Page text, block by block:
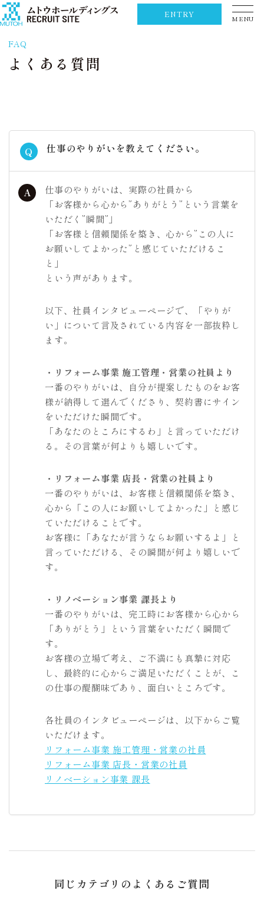
ENTRY MENU
FAQ
よくある質問
Q 仕事のやりがいを教えてください。
A
仕事のやりがいは、実際の社員から
「お客様から心から”ありがとう”という言葉を
いただく”瞬間”」
「お客様と信頼関係を築き、心から”この人に
お願いしてよかった”と感じていただけるこ
と」
という声があります。
以下、社員インタビューページで、「やりが
い」について言及されている内容を一部抜粋し
ます。
・リフォーム事業 施工管理・営業の社員より
一番のやりがいは、自分が提案したものをお客
様が納得して選んでくださり、契約書にサイン
をいただけた瞬間です。
「あなたのところにするわ」と言っていただけ
る。その言葉が何よりも嬉しいです。
・リフォーム事業 店長・営業の社員より
一番のやりがいは、お客様と信頼関係を築き、
心から「この人にお願いしてよかった」と感じ
ていただけることです。
お客様に「あなたが言うならお願いするよ」と
言っていただける、その瞬間が何より嬉しいで
す。
・リノベーション事業 課長より
一番のやりがいは、完工時にお客様から心から
「ありがとう」という言葉をいただく瞬間で
す。
お客様の立場で考え、ご不満にも真摯に対応
し、最終的に心からご満足いただくことが、こ
の仕事の醍醐味であり、面白いところです。
各社員のインタビューページは、以下からご覧
いただけます。
リフォーム事業 施工管理・営業の社員
リフォーム事業 店長・営業の社員
リノベーション事業 課長
同じカテゴリのよくあるご質問